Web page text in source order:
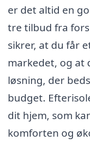
er det altid en
tre tilbud fra
sikrer, at du får
markedet, og at
løsning, der
budget.
dit hjem, som
komforten og